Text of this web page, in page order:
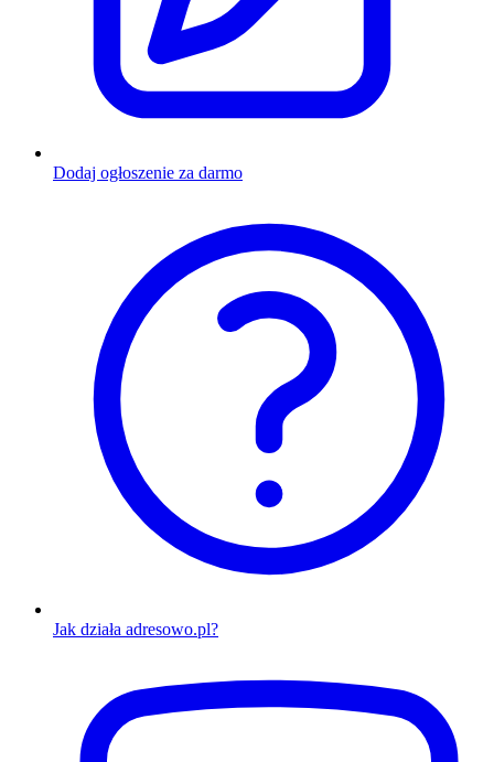
Dodaj ogłoszenie za darmo
Jak działa adresowo.pl?